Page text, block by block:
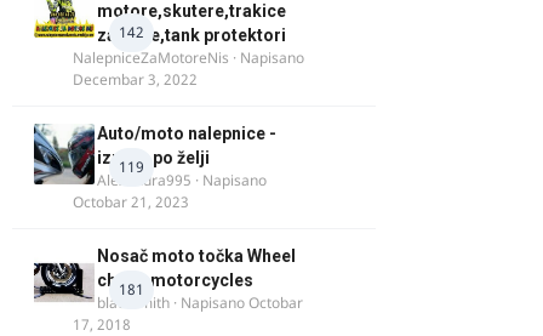
142
motore,skutere,trakice
za felne,tank protektori
NalepniceZaMotoreNis · Napisano
Decembar 3, 2022
119
Auto/moto nalepnice -
izrada po želji
Alexandra995 · Napisano
Octobar 21, 2023
181
Nosač moto točka Wheel
chock motorcycles
blacksmith · NapisanoOctobar
17, 2018